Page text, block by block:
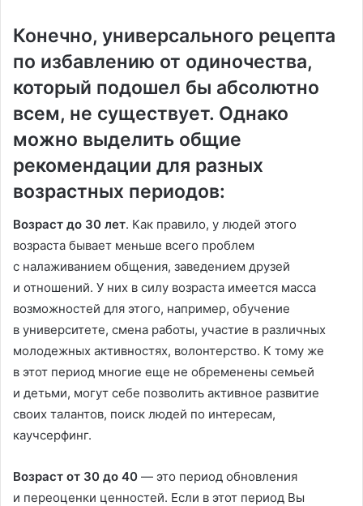
Конечно, универсального рецепта
по избавлению от одиночества,
который подошел бы абсолютно
всем, не существует. Однако
можно выделить общие
рекомендации для разных
возрастных периодов:
Возраст до 30 лет. Как правило, у людей этого
возраста бывает меньше всего проблем
с налаживанием общения, заведением друзей
и отношений. У них в силу возраста имеется масса
возможностей для этого, например, обучение
в университете, смена работы, участие в различных
молодежных активностях, волонтерство. К тому же
в этот период многие еще не обременены семьей
и детьми, могут себе позволить активное развитие
своих талантов, поиск людей по интересам,
каучсерфинг.
Возраст от 30 до 40 — это период обновления
и переоценки ценностей. Если в этот период Вы